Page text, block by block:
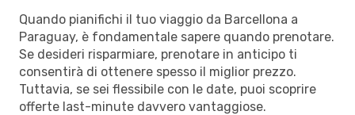
Quando pianifichi il tuo viaggio da Barcellona a
Paraguay, è fondamentale sapere quando prenotare.
Se desideri risparmiare, prenotare in anticipo ti
consentirà di ottenere spesso il miglior prezzo.
Tuttavia, se sei flessibile con le date, puoi scoprire
offerte last-minute davvero vantaggiose.